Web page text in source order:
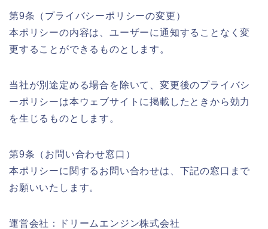
第9条（プライバシーポリシーの変更）
本ポリシーの内容は、ユーザーに通知することなく変
更することができるものとします。
当社が別途定める場合を除いて、変更後のプライバシ
ーポリシーは本ウェブサイトに掲載したときから効力
を生じるものとします。
第9条（お問い合わせ窓口）
本ポリシーに関するお問い合わせは、下記の窓口まで
お願いいたします。
運営会社：ドリームエンジン株式会社